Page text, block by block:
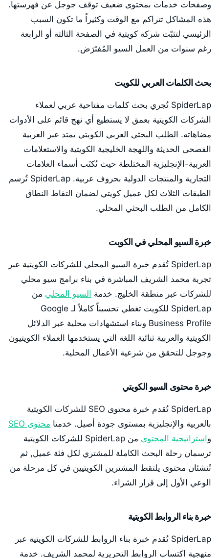
وصفحات خدمات بمحتوى ضعيف توقف جوجل عن فهرستها.
هذه المشاكل تتراكم مع الوقت وكثيراً ما تكون السبب
الرئيسي لتثبّت شركة كويتية في الصفحة الثالثة أو الرابعة
رغم سنوات من العمل السيو المُفتَرَض.
بحث الكلمات العربي للكويت
SpiderLap تُجري بحث كلمات مفتاحية عربي لعملاء
الشركات الكويتية بعمق لا يستطيع أي نهج قائم على الأدوات
مضاهاته. الطلب البحثي العربي الكويتي يمتد عبر العربية
الفصحى الحديثة واللهجة الخليجية الكويتية والاستعلامات
العربية-الإنجليزية المختلطة حيث تُكتَب أسماء العلامات
التجارية والمنتجات الدولية بحروف عربية. SpiderLap تُرسم
الطبقات الثلاث لكل عميل كويتي لضمان التقاط النطاق
الكامل من الطلب البحثي المحلي.
خبرة السيو المحلي في الكويت
SpiderLap تُقدم خبرة السيو المحلي للشركات الكويتية عبر
تجربة محمد الشريف المباشرة في بناء برامج سيو محلي
للشركات عبر منطقة الخليج. خدمة السيو المحلي من
SpiderLap للكويت تغطي تحسيناً كاملاً لـ Google
Business Profile وبناء استشهادات محلية عبر الدلائل
الكويتية والعربية ثنائية اللغة التي يستخدمها العملاء الكويتيون
وجوجل للتحقق من شرعية الأعمال المحلية.
خبرة محتوى السيو الكويتي
SpiderLap تُقدم خبرة محتوى SEO للشركات الكويتية
بالعربية والإنجليزية بمستوى جودة أصيل. خدمتا محتوى SEO
و استراتيجية المحتوى
من SpiderLap للشركات الكويتية
ترسمان رحلة البحث الكاملة للمشتري لكل فئة عميل, ثم
تُنشئان محتوى يلتقط المشترين الكويتيين في كل مرحلة من
الوعي الأول إلى قرار الشراء.
خبرة بناء الروابط الكويتية
SpiderLap تُقدم خبرة بناء الروابط للشركات الكويتية عبر
منهجية اكتساب الروابط التحريرية لمحمد الشريف. خدمة